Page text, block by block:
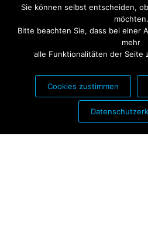
PARTNER
Sie können selbst entscheiden,
möchten.
Bitte beachten Sie, dass bei einer
mehr
alle Funktionalitäten der Seite
Cookies zustimmen